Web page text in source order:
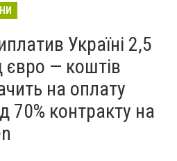
Україні 2,5
євро — коштів
на оплату
70% контракту на